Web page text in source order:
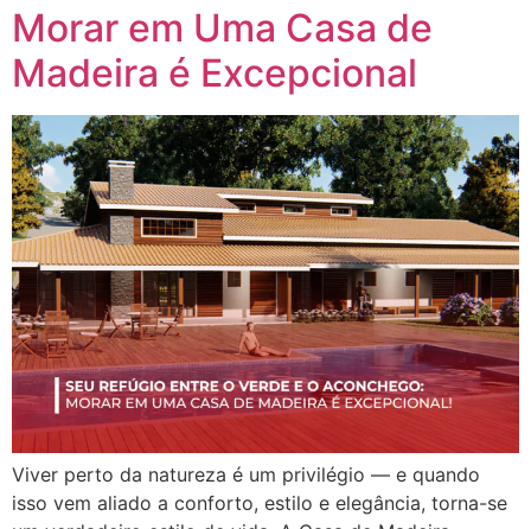
Morar em Uma Casa de
Madeira é Excepcional
Viver perto da natureza é um privilégio — e quando
isso vem aliado a conforto, estilo e elegância, torna-se